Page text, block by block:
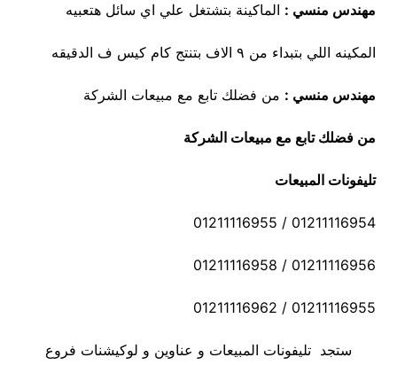
مهندس منسي : الماكينة بتشتغل علي اي سائل هتعبيه
المكينه اللي بتبداء من ٩ الاف بتنتج كام كيس ف الدقيقه
مهندس منسي : من فضلك تابع مع مبيعات الشركة
من فضلك تابع مع مبيعات الشركة
تليفونات المبيعات
01211116954 / 01211116955
01211116956 / 01211116958
01211116955 / 01211116962
ستجد تليفونات المبيعات و عناوين و لوكيشنات فروع